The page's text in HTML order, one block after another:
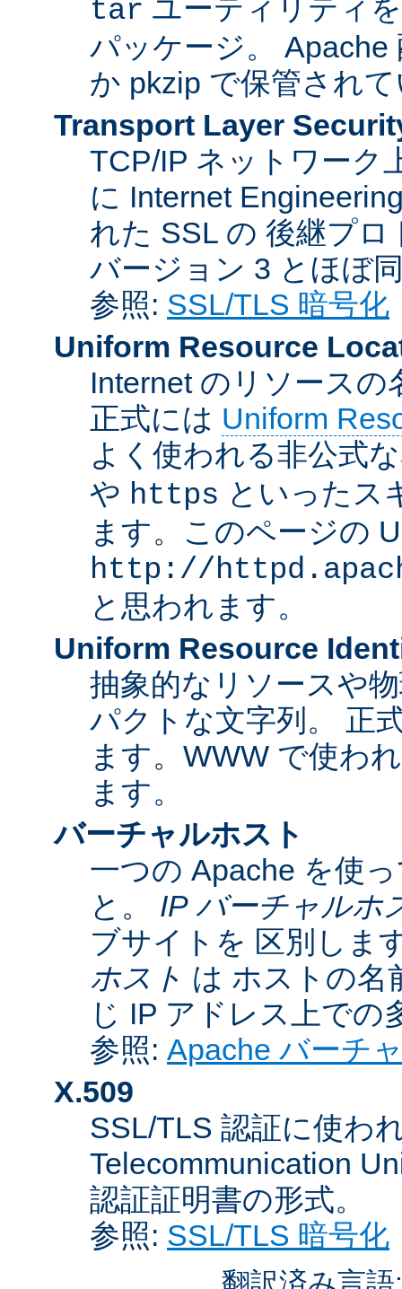
tar ユーティリティ
パッケージ。 Apache
か pkzip で保管され
Transport Layer
TCP/IP ネットワーク
に Internet
れた SSL の 後継プ
バージョン 3 とほぼ
参照: SSL/TLS 暗号化
Uniform Resource
Internet のリソース
正式には Uniform
よく使われる非公式
や https といったス
ます。このページの
http://
と思われます。
Uniform Resource
抽象的なリソースや
パクトな文字列。 正
ます。WWW で使わ
ます。
バーチャルホスト
一つの Apache を使
と。 IP バーチャルホ
ブサイトを 区別しま
ホスト は ホストの名
じ IP アドレス上で
参照: Apache バーチ
X.509
SSL/TLS 認証に使わ
Telecommunication
認証証明書の形式。
参照: SSL/TLS 暗号化
翻訳済み言